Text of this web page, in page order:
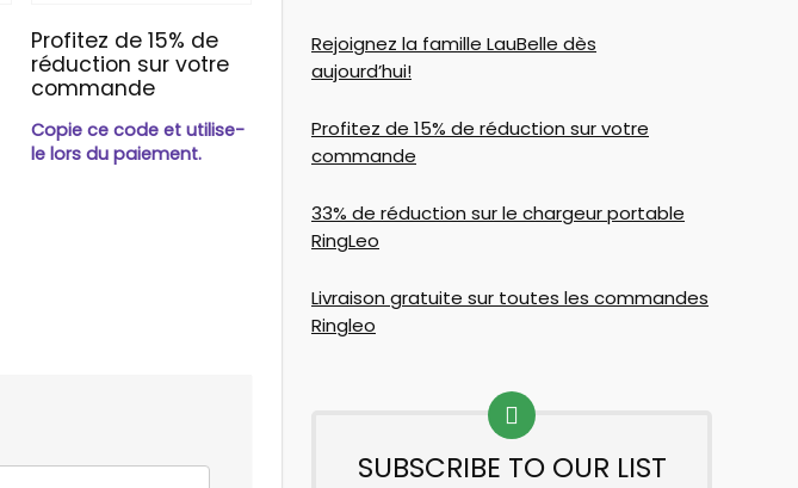
Profitez de 15% de
réduction sur votre
commande
Copie ce code et utilise-
le lors du paiement.
Rejoignez la famille LauBelle dès
aujourd’hui!
Profitez de 15% de réduction sur votre
commande
33% de réduction sur le chargeur portable
RingLeo
Livraison gratuite sur toutes les commandes
Ringleo
SUBSCRIBE TO OUR LIST